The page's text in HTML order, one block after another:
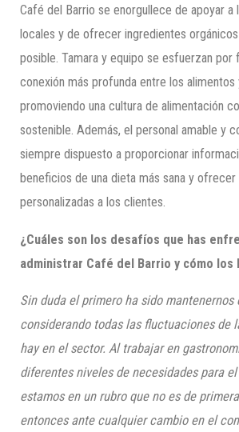
Café del Barrio se enorgullece de apoyar a
locales y de ofrecer ingredientes
posible. Tamara y equipo se esfuerzan por
conexión más profunda entre los alimentos
promoviendo una cultura de alimentación
sostenible. Además, el personal amable y
siempre dispuesto a proporcionar
beneficios de una dieta más sana y
personalizadas a los clientes.
¿Cuáles son los desafíos que has
administrar Café del Barrio y cómo los
Sin duda el primero ha sido mantenernos
considerando todas las fluctuaciones de
hay en el sector. Al trabajar en
diferentes niveles de necesidades para
estamos en un rubro que no es de
entonces ante cualquier cambio en el